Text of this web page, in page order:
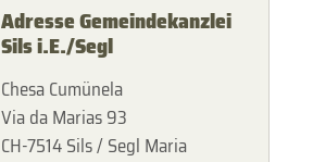
Adresse Gemeindekanzlei
Sils i.E./Segl
Chesa Cumünela
Via da Marias 93
CH-7514 Sils / Segl Maria